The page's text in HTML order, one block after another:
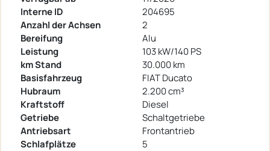
Interne ID
204695
Anzahl der Achsen
2
Bereifung
Alu
Leistung
103 kW/140 PS
km Stand
30.000 km
Basisfahrzeug
FIAT Ducato
Hubraum
2.200 cm³
Kraftstoff
Diesel
Getriebe
Schaltgetriebe
Antriebsart
Frontantrieb
Schlafplätze
5